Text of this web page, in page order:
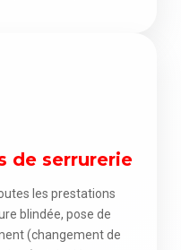
de serrurerie
les prestations
blindée, pose de
(changement de